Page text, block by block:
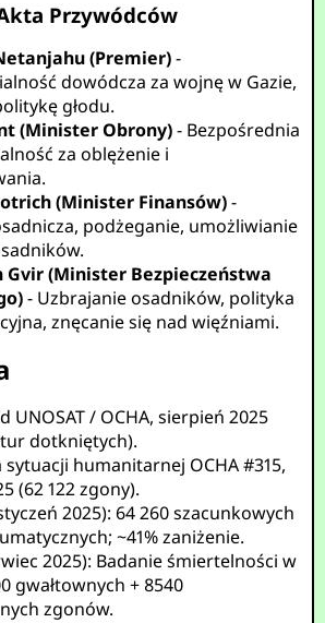
Przywódców
(Premier)-
dowódcza za wojnę w Gazie,
głodu.
(Minister Obrony)- Bezpośrednia
za oblężenie i
(Minister Finansów)-
podżeganie, umożliwianie
(Minister Bezpieczeństwa
- Uzbrajanie osadników, polityka
znęcanie się nad więźniami.
UNOSAT / OCHA, sierpień 2025
dotkniętych).
sytuacji humanitarnej OCHA #315,
(62 122 zgony).
2025): 64 260 szacunkowych
~41% zaniżenie.
2025): Badanie śmiertelności w
gwałtownych + 8540
zgonów.